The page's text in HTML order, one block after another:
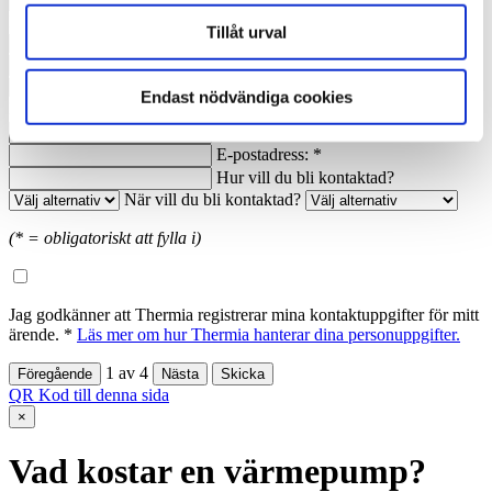
Tillåt urval
Endast nödvändiga cookies
Nuvarande årsförbrukning av energi:
Anledning till förfrågan:
Ort: *
Telefon dagtid: *
E-postadress: *
Hur vill du bli kontaktad?
När vill du bli kontaktad?
(* = obligatoriskt att fylla i)
Jag godkänner att Thermia registrerar mina kontaktuppgifter för mitt
ärende. * Läs mer om hur Thermia hanterar dina personuppgifter.
1 av 4
QR Kod till denna sida
×
Vad kostar en värmepump?